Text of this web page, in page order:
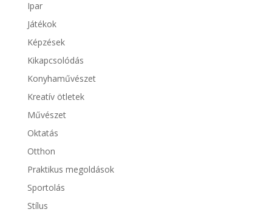
Ipar
Játékok
Képzések
Kikapcsolódás
Konyhaművészet
Kreatív ötletek
Művészet
Oktatás
Otthon
Praktikus megoldások
Sportolás
Stílus